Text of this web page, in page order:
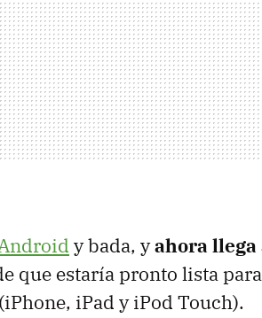
y bada, yahora llega
que estaría pronto lista
iPad y iPod Touch).